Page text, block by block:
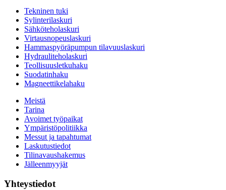
Tekninen tuki
Sylinterilaskuri
Sähköteholaskuri
Virtausnopeuslaskuri
Hammaspyöräpumpun tilavuuslaskuri
Hydrauliteholaskuri
Teollisuusletkuhaku
Suodatinhaku
Magneettikelahaku
Meistä
Tarina
Avoimet työpaikat
Ympäristöpolitiikka
Messut ja tapahtumat
Laskutustiedot
Tilinavaushakemus
Jälleenmyyjät
Yhteystiedot